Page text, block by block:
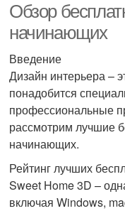
Обзор
начинающих
Введение
Дизайн интерьера –
понадобится
профессиональные
рассмотрим лучшие
начинающих.
Рейтинг лучших
Sweet Home 3D –
включая Windows,